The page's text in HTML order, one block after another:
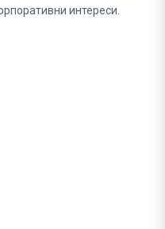
интереси.